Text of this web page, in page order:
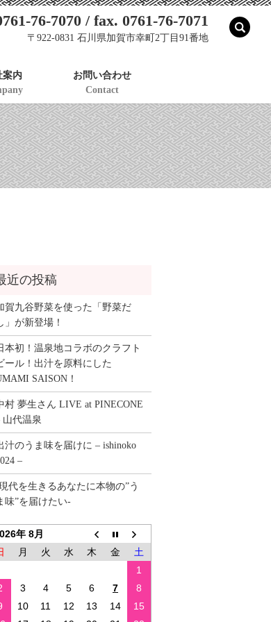
76-7070 / fax. 0761-76-7071
〒922-0831 石川県加賀市幸町2丁目91番地
案内
お問い合わせ
Contact
賀九谷野菜を使った「野菜だ
」が新登場！
本初！温泉地コラボのクラフト
ール！出汁を原料にした
SAISON！
村 夢生さん LIVE at PINECONE
山代温泉
汁のうま味を届けに – ishinoko
–
代を生きるあなたに本物の”う
味”を届けたい-
年 8月
月 火 水 木 金
土
1
3 4 5 6 7
8
10 11 12 13 14
15